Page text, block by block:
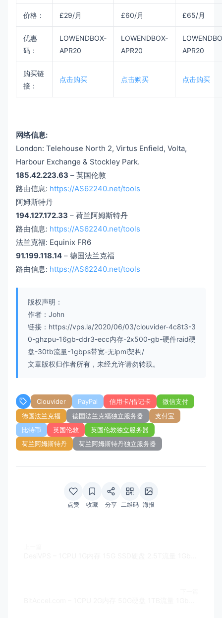
价格： £29/月 £60/月 £65/月
优惠
码：
LOWENDBOX-
APR20
LOWENDBOX-
APR20
APR20
购买链
接：
点击购买 点击购买 点击购买
网络信息:
London: Telehouse North 2, Virtus Enfield, Volta,
Harbour Exchange & Stockley Park.
185.42.223.63 – 英国伦敦
路由信息: https://AS62240.net/tools
阿姆斯特丹
194.127.172.33 – 荷兰阿姆斯特丹
路由信息: https://AS62240.net/tools
法兰克福: Equinix FR6
91.199.118.14 – 德国法兰克福
路由信息: https://AS62240.net/tools
版权声明：
作者：John
链接：https://vps.la/2020/06/03/clouvider-4c8t3-3
0-ghzpu-16gb-ddr3-ecc内存-2x500-gb-硬件raid硬
盘-30tb流量-1gbps带宽-无ipmi架构/
文章版权归作者所有，未经允许请勿转载。
Clouvider PayPal 信用卡/借记卡
微信支付
德国法兰克福
德国法兰克福独立服务器
支付宝
比特币
英国伦敦
英国伦敦独立服务器
荷兰阿姆斯特丹
荷兰阿姆斯特丹独立服务器
点赞 收藏 分享 二维码 海报